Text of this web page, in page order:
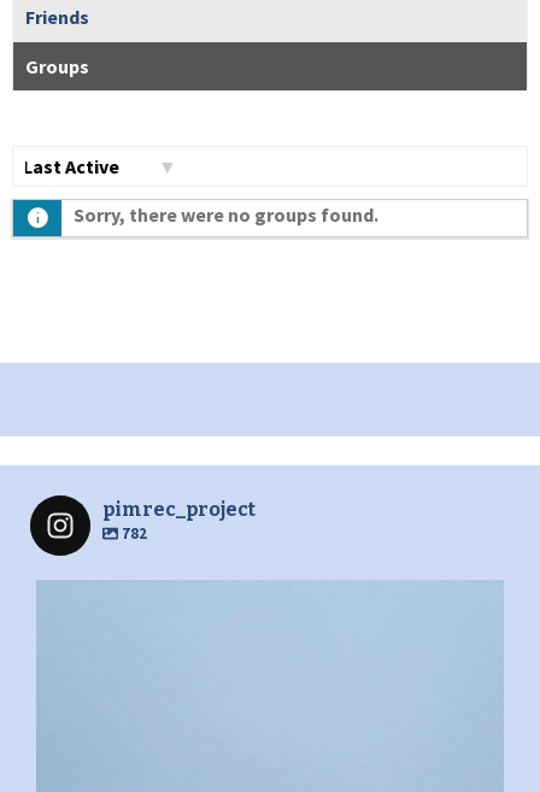
Friends
Groups
по:
Sorry, there were no groups found.
pimrec_project
782